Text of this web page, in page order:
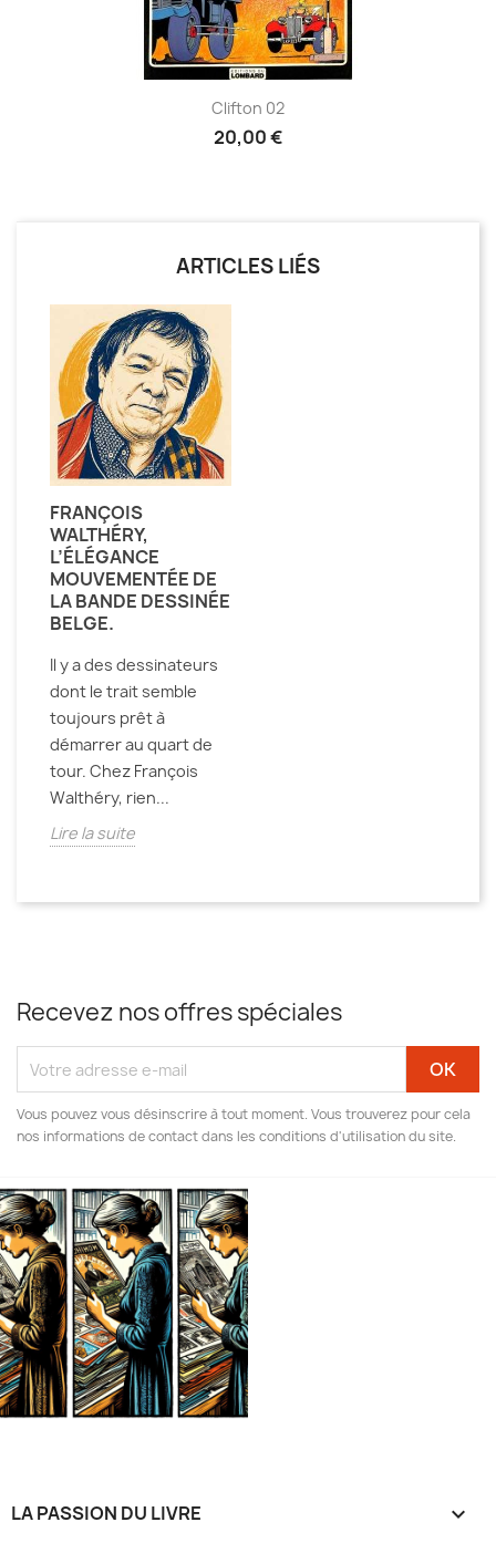
Clifton 02
20,00 €
ARTICLES LIÉS
FRANÇOIS
WALTHÉRY,
L’ÉLÉGANCE
MOUVEMENTÉE DE
LA BANDE DESSINÉE
BELGE.
Il y a des dessinateurs
dont le trait semble
toujours prêt à
démarrer au quart de
tour. Chez François
Walthéry, rien...
Lire la suite
Recevez nos offres spéciales
Vous pouvez vous désinscrire à tout moment. Vous trouverez pour cela
nos informations de contact dans les conditions d'utilisation du site.
LA PASSION DU LIVRE 